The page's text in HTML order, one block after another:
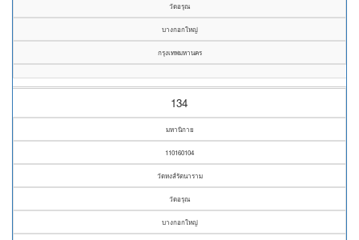
วัดอรุณ
บางกอกใหญ่
กรุงเทพมหานคร
134
มหานิกาย
110160104
วัดหงส์รัตนาราม
วัดอรุณ
บางกอกใหญ่